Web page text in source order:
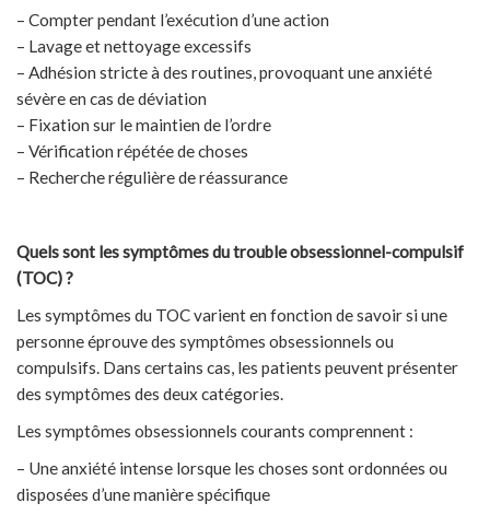
– Compter pendant l’exécution d’une action
– Lavage et nettoyage excessifs
– Adhésion stricte à des routines, provoquant une anxiété
sévère en cas de déviation
– Fixation sur le maintien de l’ordre
– Vérification répétée de choses
– Recherche régulière de réassurance
Quels sont les symptômes du trouble obsessionnel-compulsif
(TOC) ?
Les symptômes du TOC varient en fonction de savoir si une
personne éprouve des symptômes obsessionnels ou
compulsifs. Dans certains cas, les patients peuvent présenter
des symptômes des deux catégories.
Les symptômes obsessionnels courants comprennent :
– Une anxiété intense lorsque les choses sont ordonnées ou
disposées d’une manière spécifique